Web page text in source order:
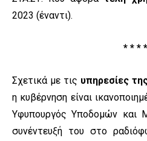
2023 (έναντι).
* * * *
Σχετικά με τις υπηρεσίες
η κυβέρνηση είναι
Υφυπουργός Υποδομών και
συνέντευξή του στο